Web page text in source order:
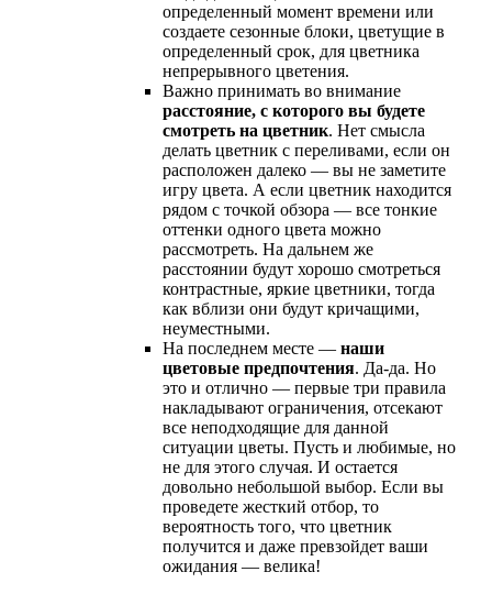
определенный момент времени или
создаете сезонные блоки, цветущие в
определенный срок, для цветника
непрерывного цветения.
Важно принимать во внимание
расстояние, с которого вы будете
смотреть на цветник. Нет смысла
делать цветник с переливами, если он
расположен далеко — вы не заметите
игру цвета. А если цветник находится
рядом с точкой обзора — все тонкие
оттенки одного цвета можно
рассмотреть. На дальнем же
расстоянии будут хорошо смотреться
контрастные, яркие цветники, тогда
как вблизи они будут кричащими,
неуместными.
На последнем месте — наши
цветовые предпочтения. Да-да. Но
это и отлично — первые три правила
накладывают ограничения, отсекают
все неподходящие для данной
ситуации цветы. Пусть и любимые, но
не для этого случая. И остается
довольно небольшой выбор. Если вы
проведете жесткий отбор, то
вероятность того, что цветник
получится и даже превзойдет ваши
ожидания — велика!